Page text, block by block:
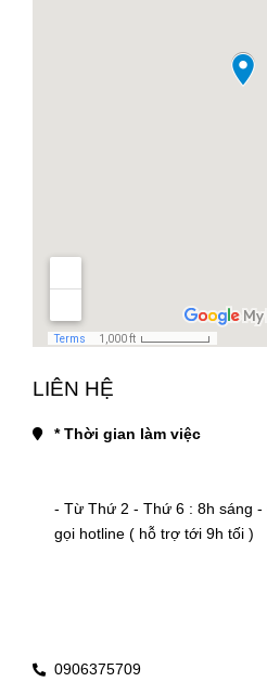
LIÊN HỆ
* Thời gian làm việc
- Từ Thứ 2 - Thứ 6 : 8h sáng
gọi hotline ( hỗ trợ tới 9h tối )
0906375709